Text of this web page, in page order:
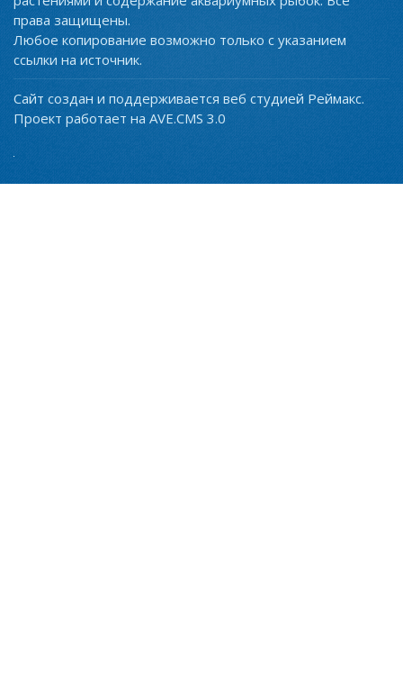
права защищены.
Любое копирование возможно только с указанием
ссылки на источник.
Сайт создан и поддерживается веб студией Реймакс.
Проект работает на AVE.CMS 3.0